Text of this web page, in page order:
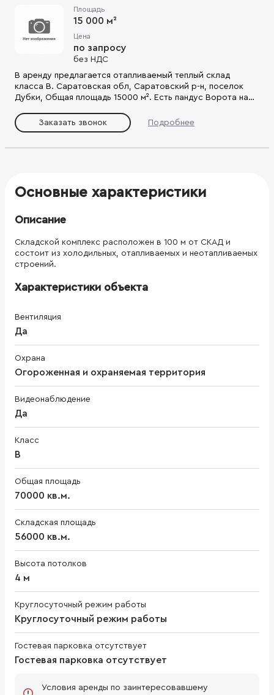
Площадь
15 000 м²
Цена
по запросу
без НДС
В аренду предлагается отапливаемый теплый склад
класса B. Саратовская обл, Саратовский р-н, поселок
Дубки, Общая площадь 15000 м². Есть пандус Ворота на
Система пожаротушения - сигнализация. Телефония и
интернет. Круглосуточный режим работы.
Заказать звонок Подробнее
Основные характеристики
Описание
Складской комплекс расположен в 100 м от СКАД и
состоит из холодильных, отапливаемых и неотапливаемых
строений.
Характеристики объекта
Вентиляция
Да
Охрана
Огороженная и охраняемая территория
Видеонаблюдение
Да
Класс
B
Общая площадь
70000 кв.м.
Складская площадь
56000 кв.м.
Высота потолков
4 м
Круглосуточный режим работы
Круглосуточный режим работы
Гостевая парковка отсутствует
Гостевая парковка отсутствует
Условия аренды по заинтересовавшему